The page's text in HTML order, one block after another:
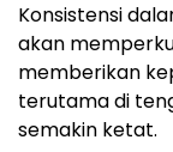
Konsistensi
akan
memberikan
terutama di
semakin ketat.